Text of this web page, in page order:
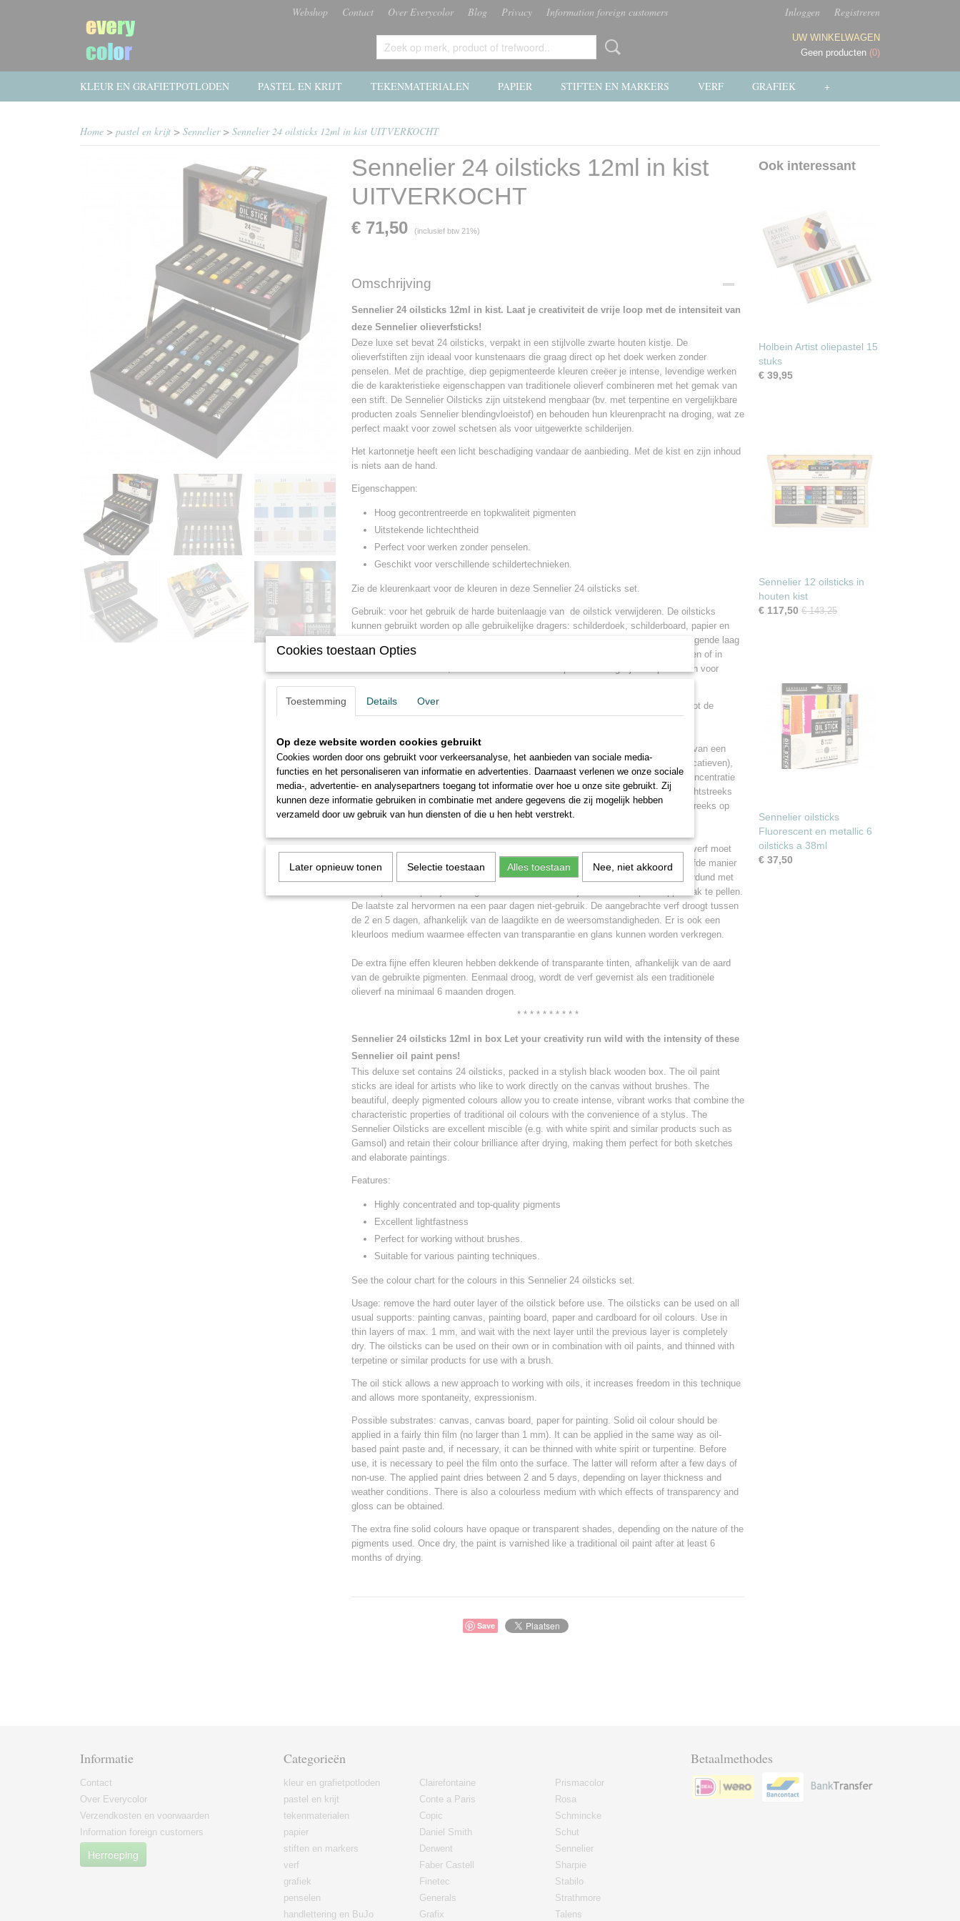
Webshop Contact Over Everycolor Blog Privacy Information foreign customers Inloggen Registreren
UW WINKELWAGEN
Geen producten (0)
KLEUR EN GRAFIETPOTLODEN PASTEL EN KRIJT TEKENMATERIALEN PAPIER STIFTEN EN MARKERS VERF GRAFIEK +
Home > pastel en krijt > Sennelier> Sennelier 24 oilsticks 12ml in kist UITVERKOCHT
Sennelier 24 oilsticks 12ml in kist
UITVERKOCHT
€ 71,50 (inclusief btw 21%)
Omschrijving
Sennelier 24 oilsticks 12ml in kist. Laat je creativiteit de vrije loop met de intensiteit van
deze Sennelier olieverfsticks!
Deze luxe set bevat 24 oilsticks, verpakt in een stijlvolle zwarte houten kistje. De
olieverfstiften zijn ideaal voor kunstenaars die graag direct op het doek werken zonder
penselen. Met de prachtige, diep gepigmenteerde kleuren creëer je intense, levendige werken
die de karakteristieke eigenschappen van traditionele olieverf combineren met het gemak van
een stift. De Sennelier Oilsticks zijn uitstekend mengbaar (bv. met terpentine en vergelijkbare
producten zoals Sennelier blendingvloeistof) en behouden hun kleurenpracht na droging, wat ze
perfect maakt voor zowel schetsen als voor uitgewerkte schilderijen.
Het kartonnetje heeft een licht beschadiging vandaar de aanbieding. Met de kist en zijn inhoud
is niets aan de hand.
Eigenschappen:
Hoog gecontrentreerde en topkwaliteit pigmenten
Uitstekende lichtechtheid
Perfect voor werken zonder penselen.
Geschikt voor verschillende schildertechnieken.
Zie de kleurenkaart voor de kleuren in deze Sennelier 24 oilsticks set.
Gebruik: voor het gebruik de harde buitenlaagje van de oilstick verwijderen. De oilsticks
kunnen gebruikt worden op alle gebruikelijke dragers: schilderdoek, schilderboard, papier en
karton voor olieverf. Gebruik in dunne lagen van max,. 1 mm., en wacht met de volgende laag
tot de eerdere laag volledig droog is. De oilsticks kunnen zelfstandig gebruikt worden of in
combinatie met olieverf, en verdund worden met terpetine of vergelijkbare producten voor
De oil stick laat een nieuwe benadering toe van het werken met olieverf, het vergroot de
Een deel van de olie is vervangen door een neutrale minerale was. De kleuren zijn van een
extra fijne kwaliteit: de pure pigmenten worden gemalen met plantaardige oliën (siccatieven),
geselecteerd op hun zwakke vergeling na verloop van tijd. De keuze en de hoge concentratie
van de pigmenten zorgen voor een uitstekende lichtechtheid. De sticks kunnen rechtstreeks
worden aangebracht op traditionele olieverfschilderijen (vet of universeel) of rechtstreeks op
het doek.
Mogelijke ondergronden: canvas, canvasboard, papier om te schilderen. Vaste olieverf moet
worden aangebracht in een vrij dunne film (niet groter dan 1 mm). Het kan op dezelfde manier
worden aangebracht als verfpasta op oliebasis en het kan, indien nodig, worden verdund met
white spirit of terpentijn. Voor gebruik is het noodzakelijk om de film op het oppervlak te pellen.
De laatste zal hervormen na een paar dagen niet-gebruik. De aangebrachte verf droogt tussen
de 2 en 5 dagen, afhankelijk van de laagdikte en de weersomstandigheden. Er is ook een
kleurloos medium waarmee effecten van transparantie en glans kunnen worden verkregen.
De extra fijne effen kleuren hebben dekkende of transparante tinten, afhankelijk van de aard
van de gebruikte pigmenten. Eenmaal droog, wordt de verf gevernist als een traditionele
olieverf na minimaal 6 maanden drogen.
* * * * * * * * * *
Sennelier 24 oilsticks 12ml in box Let your creativity run wild with the intensity of these
Sennelier oil paint pens!
This deluxe set contains 24 oilsticks, packed in a stylish black wooden box. The oil paint
sticks are ideal for artists who like to work directly on the canvas without brushes. The
beautiful, deeply pigmented colours allow you to create intense, vibrant works that combine the
characteristic properties of traditional oil colours with the convenience of a stylus. The
Sennelier Oilsticks are excellent miscible (e.g. with white spirit and similar products such as
Gamsol) and retain their colour brilliance after drying, making them perfect for both sketches
and elaborate paintings.
Features:
Highly concentrated and top-quality pigments
Excellent lightfastness
Perfect for working without brushes.
Suitable for various painting techniques.
See the colour chart for the colours in this Sennelier 24 oilsticks set.
Usage: remove the hard outer layer of the oilstick before use. The oilsticks can be used on all
usual supports: painting canvas, painting board, paper and cardboard for oil colours. Use in
thin layers of max. 1 mm, and wait with the next layer until the previous layer is completely
dry. The oilsticks can be used on their own or in combination with oil paints, and thinned with
terpetine or similar products for use with a brush.
The oil stick allows a new approach to working with oils, it increases freedom in this technique
and allows more spontaneity, expressionism.
Possible substrates: canvas, canvas board, paper for painting. Solid oil colour should be
applied in a fairly thin film (no larger than 1 mm). It can be applied in the same way as oil-
based paint paste and, if necessary, it can be thinned with white spirit or turpentine. Before
use, it is necessary to peel the film onto the surface. The latter will reform after a few days of
non-use. The applied paint dries between 2 and 5 days, depending on layer thickness and
weather conditions. There is also a colourless medium with which effects of transparency and
gloss can be obtained.
The extra fine solid colours have opaque or transparent shades, depending on the nature of the
pigments used. Once dry, the paint is varnished like a traditional oil paint after at least 6
months of drying.
Save
Ook interessant
Holbein Artist oliepastel 15
stuks
€ 39,95
Sennelier 12 oilsticks in
houten kist
€ 117,50 € 143,25
Sennelier oilsticks
Fluorescent en metallic 6
oilsticks a 38ml
€ 37,50
Informatie
Contact
Over Everycolor
Verzendkosten en voorwaarden
Information foreign customers
Herroeping
Categorieën
kleur en grafietpotloden
pastel en krijt
tekenmaterialen
papier
stiften en markers
verf
grafiek
penselen
handlettering en BuJo
Clairefontaine
Conte a Paris
Copic
Daniel Smith
Derwent
Faber Castell
Finetec
Generals
Grafix
Prismacolor
Rosa
Schmincke
Schut
Sennelier
Sharpie
Stabilo
Strathmore
Talens
Betaalmethodes
Cookies toestaan Opties
Toestemming Details Over
Op deze website worden cookies gebruikt
Cookies worden door ons gebruikt voor verkeersanalyse, het aanbieden van sociale media-
functies en het personaliseren van informatie en advertenties. Daarnaast verlenen we onze sociale
media-, advertentie- en analysepartners toegang tot informatie over hoe u onze site gebruikt. Zij
kunnen deze informatie gebruiken in combinatie met andere gegevens die zij mogelijk hebben
verzameld door uw gebruik van hun diensten of die u hen hebt verstrekt.
Later opnieuw tonen Selectie toestaan Alles toestaan Nee, niet akkoord